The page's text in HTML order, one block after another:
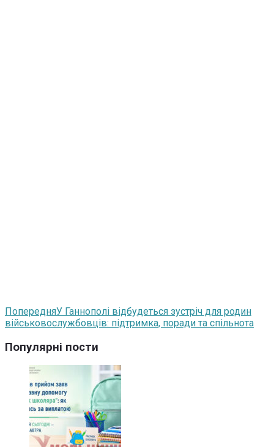
ПопередняУ Ганнополі відбудеться зустріч для родин
військовослужбовців: підтримка, поради та спільнота
Популярні пости